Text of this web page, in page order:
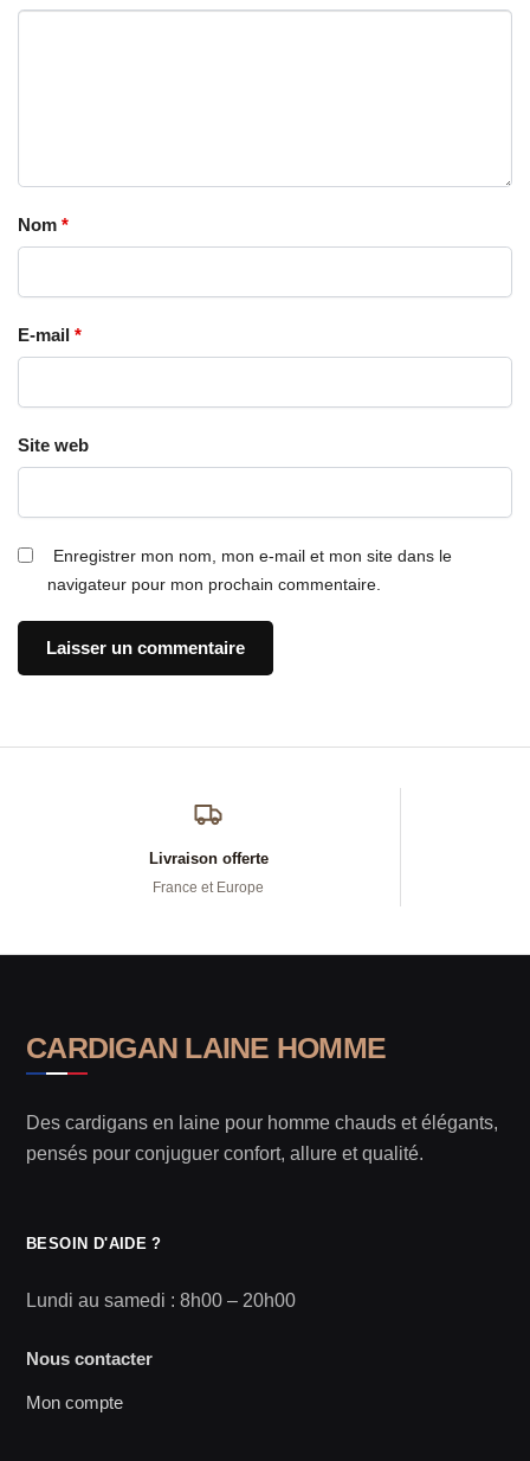
Nom *
E-mail *
Site web
Enregistrer mon nom, mon e-mail et mon site dans le
navigateur pour mon prochain commentaire.
Livraison offerte
France et Europe
CARDIGAN LAINE HOMME
Des cardigans en laine pour homme chauds et élégants,
pensés pour conjuguer confort, allure et qualité.
BESOIN D'AIDE ?
Lundi au samedi : 8h00 – 20h00
Nous contacter
Mon compte